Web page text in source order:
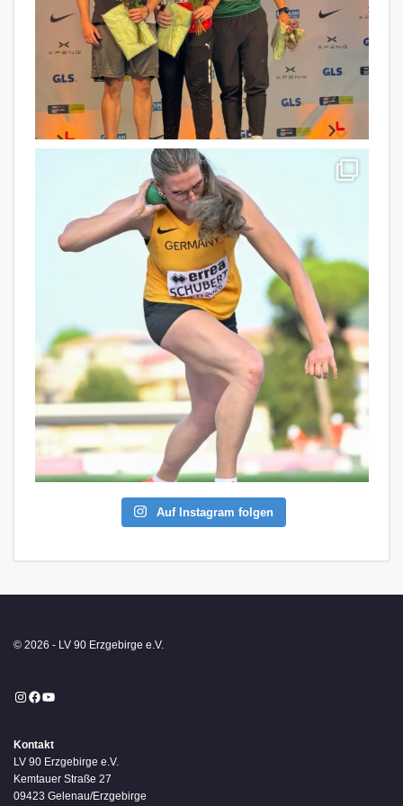
Auf Instagram folgen
© 2026 - LV 90 Erzgebirge e.V.
Instagram
Facebook
YouTube
Kontakt
LV 90 Erzgebirge e.V.
Kemtauer Straße 27
09423 Gelenau/Erzgebirge